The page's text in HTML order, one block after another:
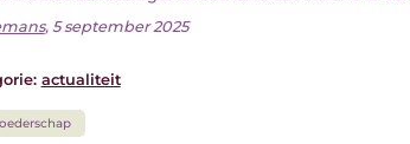
, 5 september 2025
actualiteit